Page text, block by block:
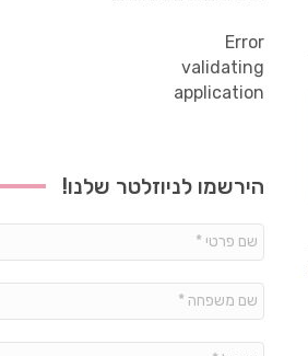
Error
validating
application
הירשמו לניוזלטר שלנו!